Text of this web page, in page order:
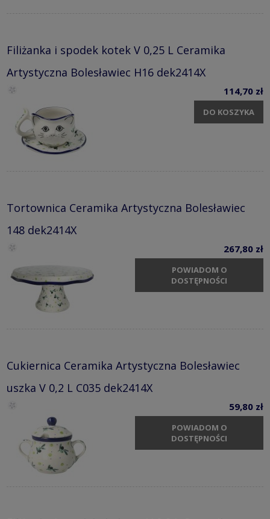
Filiżanka i spodek kotek V 0,25 L Ceramika
Artystyczna Bolesławiec H16 dek2414X
114,70 zł
DO KOSZYKA
Tortownica Ceramika Artystyczna Bolesławiec
148 dek2414X
267,80 zł
POWIADOM O
DOSTĘPNOŚCI
Cukiernica Ceramika Artystyczna Bolesławiec
uszka V 0,2 L C035 dek2414X
59,80 zł
POWIADOM O
DOSTĘPNOŚCI